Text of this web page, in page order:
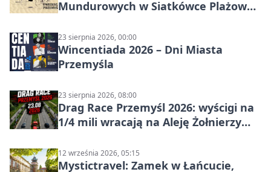
Mundurowych w Siatkówce Plażowej
23 sierpnia 2026, 00:00
Wincentiada 2026 – Dni Miasta
Przemyśla
23 sierpnia 2026, 08:00
Drag Race Przemyśl 2026: wyścigi na
1/4 mili wracają na Aleję Żołnierzy
12 września 2026, 05:15
Mystictravel: Zamek w Łańcucie,